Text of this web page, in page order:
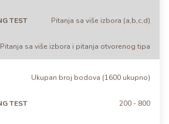
Pitanja sa više izbora (a,b,c,d)
Pitanja sa više izbora i pitanja otvorenog tipa
Ukupan broj bodova (1600 ukupno)
200 - 800